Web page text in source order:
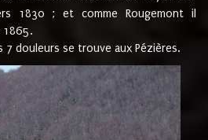
1830 ; et comme Rougemont il
1865.
7 douleurs se trouve aux Pézières.